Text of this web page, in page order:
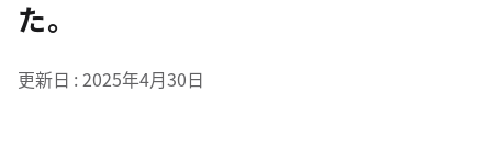
た。
更新日 2025年4月30日